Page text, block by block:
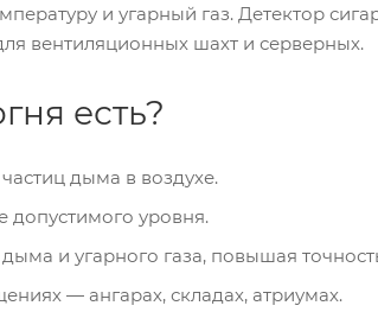
и угарный газ. Детектор
вентиляционных шахт и серверных.
есть?
дыма в воздухе.
уровня.
и угарного газа, повышая
— ангарах, складах, атриумах.